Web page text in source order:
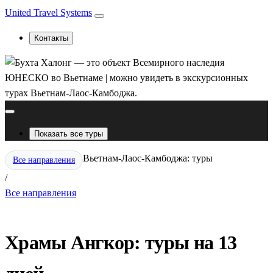
United Travel Systems
Контакты
Показать все туры
Все направления
/
Вьетнам-Лаос-Камбоджа: туры
Все направления
Храмы Ангкор: туры на 13